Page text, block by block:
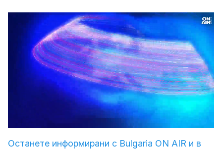
Останете информирани с Bulgaria ON AIR и в